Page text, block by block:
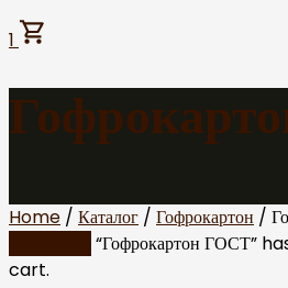
1
Home / Каталог / Гофрокартон /
“Гофрокартон ГОСТ”
cart.